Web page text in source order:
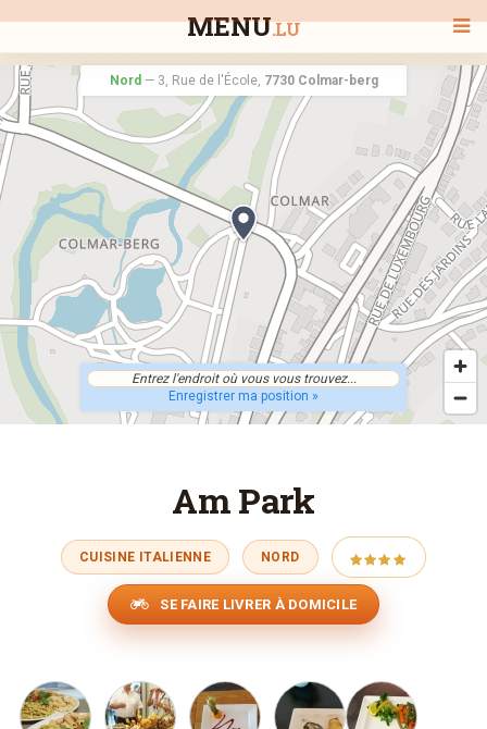
MENU.LU
BIENVENUE
TOUS LES RESTAURANTS
RECHERCHER UN RESTAURANT
Nord —3, Rue de l'École, 7730 Colmar-berg
Enregistrer ma position »
Am Park
CUISINE ITALIENNE NORD
SE FAIRE LIVRER À DOMICILE